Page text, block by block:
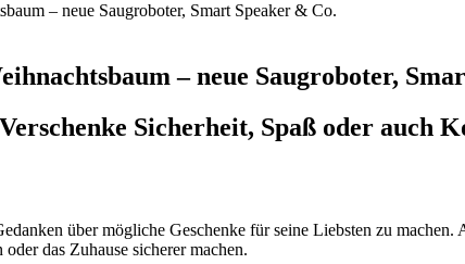
– neue Saugroboter, Smart Speaker & Co.
– neue Saugroboter,
Sicherheit, Spaß oder
über mögliche Geschenke für seine Liebsten zu
das Zuhause sicherer machen.